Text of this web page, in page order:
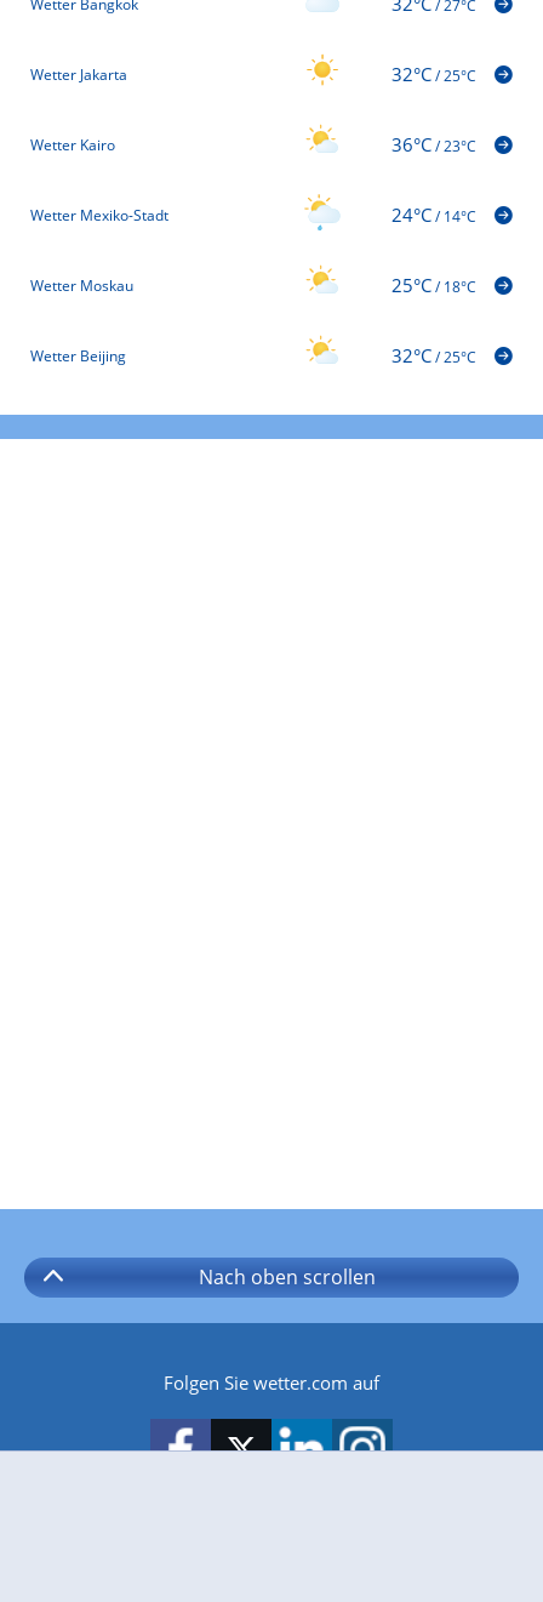
Wetter Bangkok /27°C
Wetter Jakarta 32°C/25°C
Wetter Kairo 36°C/23°C
Wetter Mexiko-Stadt 24°C/14°C
Wetter Moskau 25°C/18°C
Wetter Beijing 32°C/25°C
Nach oben scrollen
Folgen Sie wetter.com auf